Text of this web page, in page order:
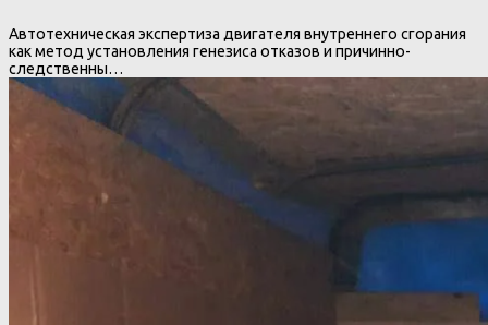
Автотехническая экспертиза двигателя внутреннего сгорания
как метод установления генезиса отказов и причинно-
следственны…